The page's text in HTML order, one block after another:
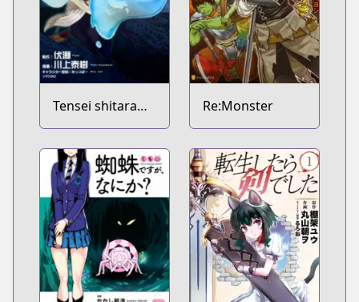
Tensei shitara
Slime Datta Ken
Re:Monster